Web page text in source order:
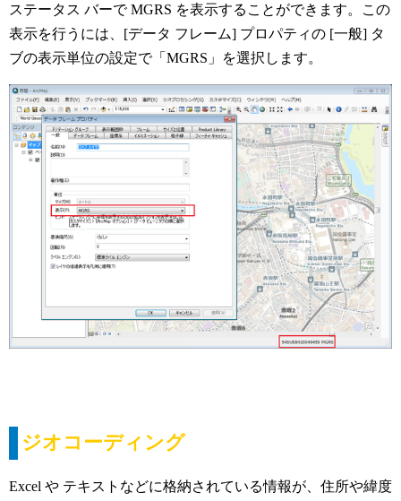
ステータス バーで MGRS を表示することができます。この
表示を行うには、[データ フレーム] プロパティの [一般] タ
ブの表示単位の設定で「MGRS」を選択します。
ジオコーディング
Excel や テキストなどに格納されている情報が、住所や緯度